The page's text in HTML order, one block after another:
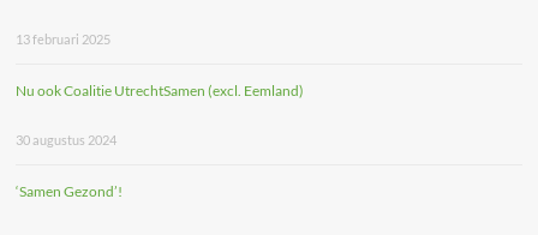
13 februari 2025
Nu ook Coalitie UtrechtSamen (excl. Eemland)
30 augustus 2024
‘Samen Gezond’!